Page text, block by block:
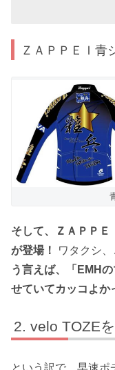
ＺＡＰＰＥＩ青
そして、ＺＡＰＰＥ
が登場！
ワタクシ
う言えば、「EMH
せていてカッコよか
velo TOZE
という訳で、早速ポ